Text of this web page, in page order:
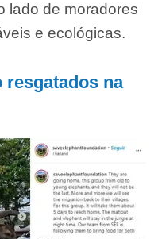
lado de moradores
e ecológicas.
resgatados na